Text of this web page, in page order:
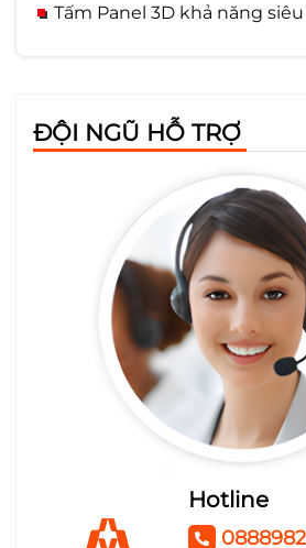
Tấm Panel 3D khả năng
ĐỘI NGŨ HỖ TRỢ
Hotline